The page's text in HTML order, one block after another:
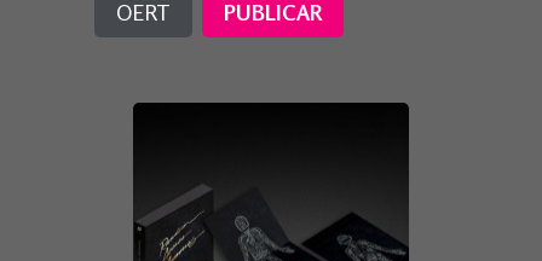
OERT PUBLICAR